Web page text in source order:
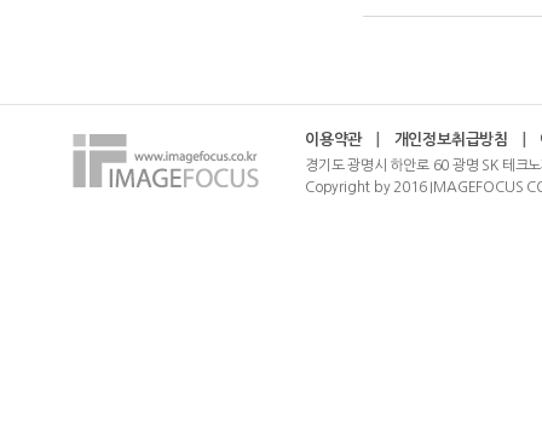
이용약관 개인정보취급방침
경기도 광명시 하안로 60 광명 SK 테크
Copyright by 2016 IMAGEFOCUS